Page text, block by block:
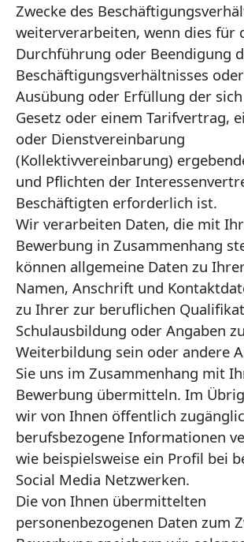
Zwecke des
weiterverarbeiten, wenn dies für
Durchführung oder Beendigung
Beschäftigungsverhältnisses
Ausübung oder Erfüllung der
Gesetz oder einem Tarifvertrag,
oder Dienstvereinbarung
(Kollektivvereinbarung)
und Pflichten der
Beschäftigten erforderlich ist.
Wir verarbeiten Daten, die mit
Bewerbung in Zusammenhang
können allgemeine Daten zu
Namen, Anschrift und
zu Ihrer zur beruflichen
Schulausbildung oder Angaben
Weiterbildung sein oder andere
Sie uns im Zusammenhang mit
Bewerbung übermitteln. Im
wir von Ihnen öffentlich
berufsbezogene Informationen
wie beispielsweise ein Profil bei
Social Media Netzwerken.
Die von Ihnen übermittelten
personenbezogenen Daten zum